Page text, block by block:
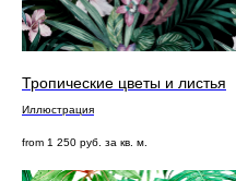
Тропические цветы и листья
Иллюстрация
from 1 250 руб. за кв. м.